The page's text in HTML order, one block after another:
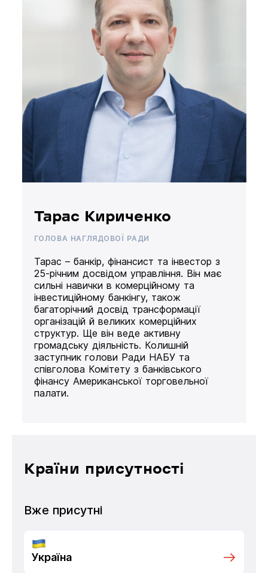
Тарас Кириченко
ГОЛОВА НАГЛЯДОВОЇ РАДИ
Тарас – банкір, фінансист та інвестор з
25-річним досвідом управління. Він має
сильні навички в комерційному та
інвестиційному банкінгу, також
багаторічний досвід трансформації
організацій й великих комерційних
структур. Ще він веде активну
громадську діяльність. Колишній
заступник голови Ради НАБУ та
співголова Комітету з банківського
фінансу Американської торговельної
палати.
Країни присутності
Вже присутні
Україна